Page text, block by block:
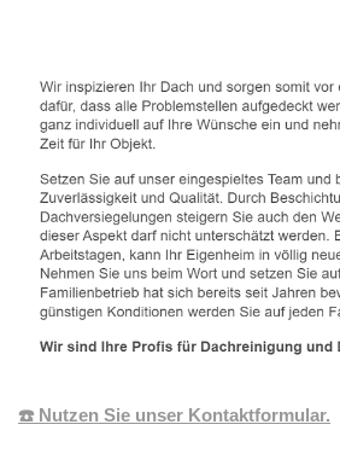
☎️ Nutzen Sie unser Kontaktformular.